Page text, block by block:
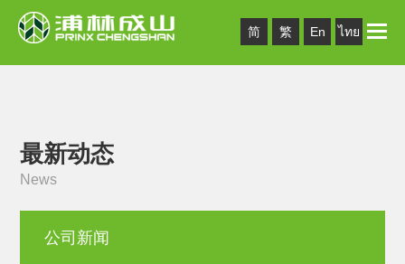
简 繁 En ไทย Toggle
最新动态
News
公司新闻